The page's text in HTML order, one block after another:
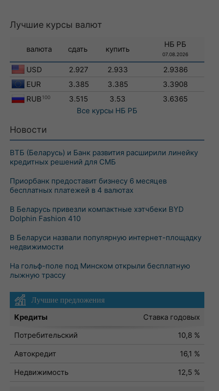
Лучшие курсы валют
валюта сдать купить
НБ РБ
07.08.2026
USD 2.927 2.933
2.9386
EUR
3.385 3.385
3.3908
RUB 100 3.515 3.53
3.6365
Все курсы НБ РБ
Новости
ВТБ (Беларусь) и Банк развития расширили линейку
кредитных решений для СМБ
Приорбанк предоставит бизнесу 6 месяцев
бесплатных платежей в 4 валютах
В Беларусь привезли компактные хэтчбеки BYD
Dolphin Fashion 410
В Беларуси назвали популярную интернет-площадку
недвижимости
На гольф-поле под Минском открыли бесплатную
лыжную трассу
Лучшие предложения
Кредиты
Ставка годовых
Потребительский
10,8 %
Автокредит
16,1 %
Недвижимость
12,5 %